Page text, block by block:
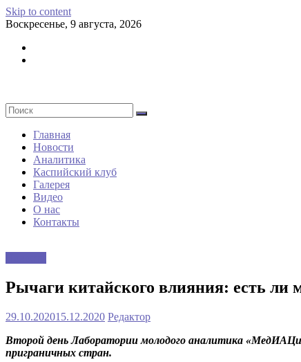
Skip to content
Воскресенье, 9 августа, 2026
Главная
Новости
Аналитика
Каспийский клуб
Галерея
Видео
О нас
Контакты
Рычаги китайского влияния: есть ли
29.10.202015.12.2020 Редактор
Второй день Лаборатории молодого аналитика
приграничных стран.